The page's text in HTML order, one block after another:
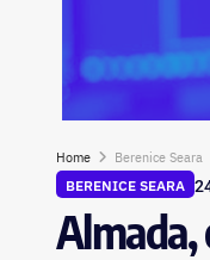
Home
Berenice Seara
BERENICE SEARA
Almada,